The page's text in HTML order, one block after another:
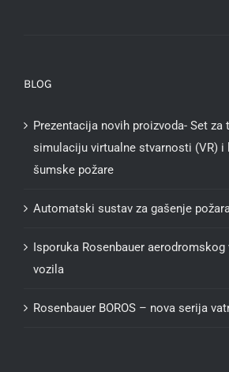
BLOG
Prezentacija novih proizvoda- Set za
simulaciju virtualne stvarnosti (VR) i
šumske požare
Automatski sustav za gašenje
Isporuka Rosenbauer
vozila
Rosenbauer BOROS – nova serija